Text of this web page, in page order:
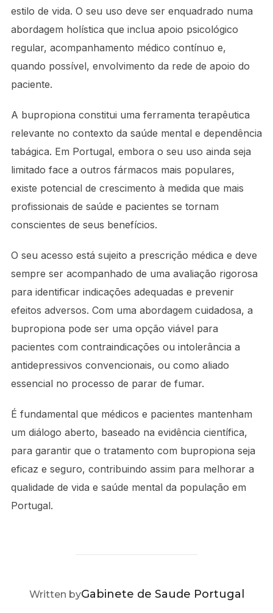
estilo de vida. O seu uso deve ser enquadrado numa
abordagem holística que inclua apoio psicológico
regular, acompanhamento médico contínuo e,
quando possível, envolvimento da rede de apoio do
paciente.
A bupropiona constitui uma ferramenta terapêutica
relevante no contexto da saúde mental e dependência
tabágica. Em Portugal, embora o seu uso ainda seja
limitado face a outros fármacos mais populares,
existe potencial de crescimento à medida que mais
profissionais de saúde e pacientes se tornam
conscientes de seus benefícios.
O seu acesso está sujeito a prescrição médica e deve
sempre ser acompanhado de uma avaliação rigorosa
para identificar indicações adequadas e prevenir
efeitos adversos. Com uma abordagem cuidadosa, a
bupropiona pode ser uma opção viável para
pacientes com contraindicações ou intolerância a
antidepressivos convencionais, ou como aliado
essencial no processo de parar de fumar.
É fundamental que médicos e pacientes mantenham
um diálogo aberto, baseado na evidência científica,
para garantir que o tratamento com bupropiona seja
eficaz e seguro, contribuindo assim para melhorar a
qualidade de vida e saúde mental da população em
Portugal.
POST AUTHOR
Written byGabinete de Saude Portugal